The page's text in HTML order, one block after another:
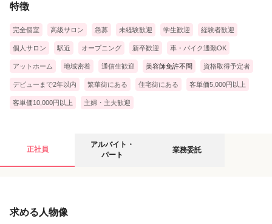
■新人研修
お客様対応と業務に慣れたら、新人研修に講師として参加いただ
きます。
らしいアドバイスをしてあげてください。
特徴
完全個室 高級サロン 急募 未経験歓迎 学生歓迎 経験者歓迎
個人サロン 駅近 オープニング 新卒歓迎 車・バイク通勤OK
アットホーム 地域密着 通信生歓迎 美容師免許不問 資格取得予定者
デビューまで2年以内 繁華街にある 住宅街にある 客単価5,000円以上
客単価10,000円以上 主婦・主夫歓迎
アルバイト・パートの募集要項
時給1,250円〜2,900円
業務委託の募集要項
完全歩合2,000円
正社員
アルバイト・
パート
業務委託
求める人物像